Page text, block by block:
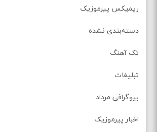
ریمیکس پیرموزیک
دسته‌بندی نشده
تک آهنگ
تبلیغات
بیوگرافی مرداد
اخبار پیرموزیک